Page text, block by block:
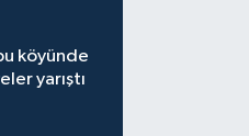
köyünde
yarıştı